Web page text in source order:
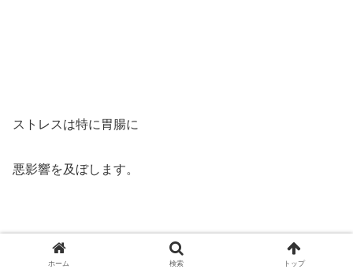
ストレスは特に胃腸に
悪影響を及ぼします。
ホーム 検索 トップ